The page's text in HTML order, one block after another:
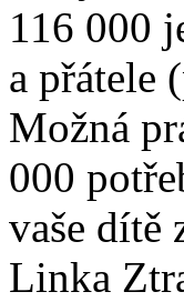
116 000
a přátele
Možná
000
vaše dítě
Linka